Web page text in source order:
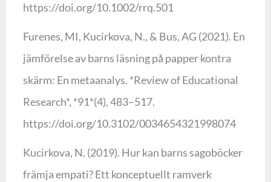
https://doi.org/10.1002/rrq.501
Furenes, MI, Kucirkova, N., & Bus, AG (2021). En
jämförelse av barns läsning på papper kontra
skärm: En metaanalys. *Review of Educational
Research*, *91*(4), 483–517.
https://doi.org/10.3102/0034654321998074
Kucirkova, N. (2019). Hur kan barns sagoböcker
främja empati? Ett konceptuellt ramverk